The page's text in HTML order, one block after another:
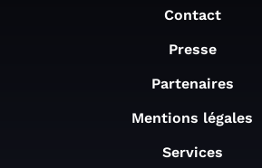
Contact
Presse
Partenaires
Mentions légales
Services